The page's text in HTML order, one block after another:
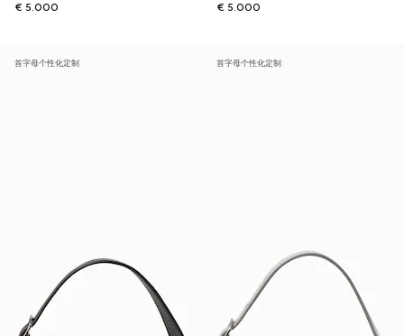
€ 5.000
€ 5.000
首字母个性化定制 首字母个性化定制